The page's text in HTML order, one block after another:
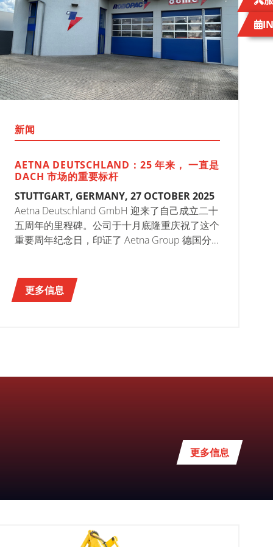
新闻
AETNA DEUTSCHLAND：25 年来， 一直是
DACH 市场的重要标杆
STUTTGART, GERMANY, 27 OCTOBER 2025
Aetna Deutschland GmbH 迎来了自己成立二十
五周年的里程碑。公司于十月底隆重庆祝了这个
重要周年纪念日，印证了 Aetna Group 德国分
更多信息
更多信息